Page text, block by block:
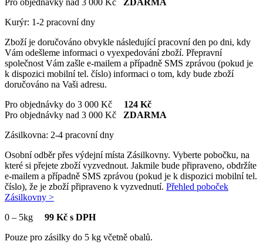
Kurýr: 1-2 pracovní dny
Zboží je doručováno obvykle následující pracovní den po dni, kdy
Vám odešleme informaci o vyexpedování zboží. Přepravní
společnost Vám zašle e-mailem a případně SMS zprávou (pokud je
k dispozici mobilní tel. číslo) informaci o tom, kdy bude zboží
doručováno na Vaši adresu.
Pro objednávky do 3 000 Kč 124 Kč
Pro objednávky nad 3 000 Kč ZDARMA
Zásilkovna: 2-4 pracovní dny
Osobní odběr přes výdejní místa Zásilkovny. Vyberte pobočku, na
které si přejete zboží vyzvednout. Jakmile bude připraveno, obdržíte
e-mailem a případně SMS zprávou (pokud je k dispozici mobilní tel.
číslo), že je zboží připraveno k vyzvednutí. Přehled poboček
Zásilkovny >
0 – 5kg 99 Kč s DPH
Pouze pro zásilky do 5 kg včetně obalů.